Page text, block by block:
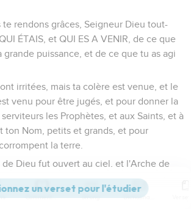
te rendons grâces, Seigneur Dieu tout-
ÉTAIS, et QUI ES A VENIR, de ce que
grande puissance, et de ce que tu as agi
irritées, mais ta colère est venue, et le
venu pour être jugés, et pour donner la
les Prophètes, et aux Saints, et à
ton Nom, petits et grands, et pour
la terre.
de Dieu fut ouvert au ciel, et l'Arche de
dans son Temple ; et il y eut des éclairs,
un tremblement de terre, et une
Commentaires Strong